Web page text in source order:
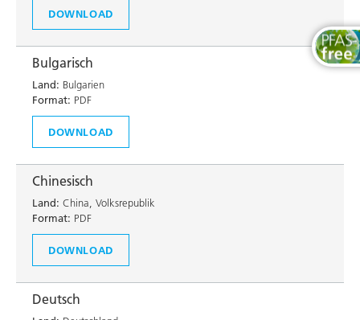
DOWNLOAD
Bulgarisch
Land: Bulgarien
Format: PDF
DOWNLOAD
Chinesisch
Land: China, Volksrepublik
Format: PDF
DOWNLOAD
Deutsch